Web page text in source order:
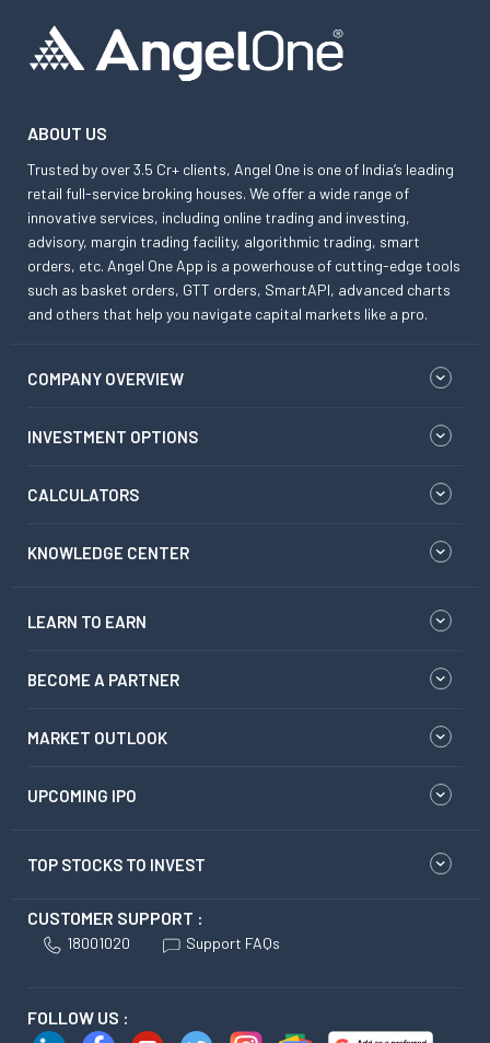
ABOUT US
Trusted by over 3.5 Cr+ clients, Angel One is one of India’s leading
retail full-service broking houses. We offer a wide range of
innovative services, including online trading and investing,
advisory, margin trading facility, algorithmic trading, smart
orders, etc. Angel One App is a powerhouse of cutting-edge tools
such as basket orders, GTT orders, SmartAPI, advanced charts
and others that help you navigate capital markets like a pro.
COMPANY OVERVIEW
INVESTMENT OPTIONS
CALCULATORS
KNOWLEDGE CENTER
LEARN TO EARN
BECOME A PARTNER
MARKET OUTLOOK
UPCOMING IPO
TOP STOCKS TO INVEST
CUSTOMER SUPPORT :
18001020 Support FAQs
FOLLOW US :